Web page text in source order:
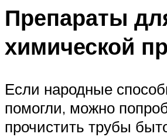
Препараты
химической
Если народные
помогли, можно
прочистить трубы